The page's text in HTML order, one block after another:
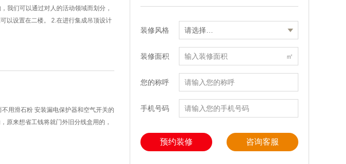
我们可以通过对人的活动领域而划分，
以设置在二楼。 2.在进行集成吊顶设计
用滑石粉 安装漏电保护器和空气开关的
原来想省工钱将就门外旧分线盒用的，
装修风格
装修面积 ㎡
您的称呼
手机号码